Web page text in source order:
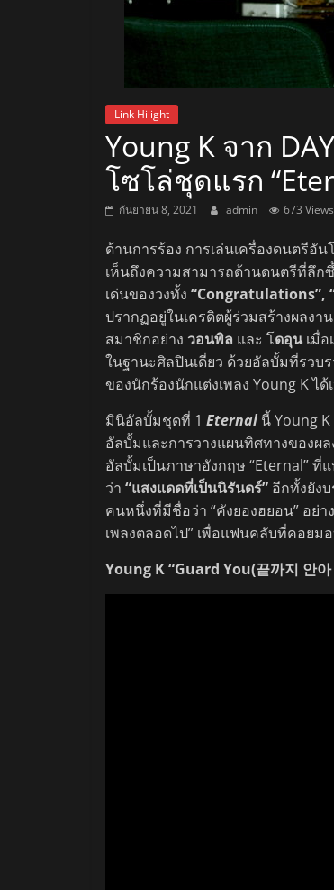
FM
ลพบุรี
สถานี
วิทยุ
ลพบุรี
วิทยุ
FM
Link Hilight
Young K จาก
โซโล่ชุดแรก
กันยายน 8, 2021 admin 673 Views
ด้านการร้อง การเล่นเครื่องดนตรีอั
เห็นถึงความสามารถด้านดนตรีที่ลึก
เด่นของวงทั้ง “Congratulations”,
ปรากฏอยู่ในเครดิตผู้ร่วมสร้างผลงา
สมาชิกอย่าง วอนพิล และ โดอุนเมื่
ในฐานะศิลปินเดี่ยว ด้วยอัลบั้มที่รวบ
ของนักร้องนักแต่งเพลง Young K ได้
มินิอัลบั้มชุดที่ 1 Eternal นี้ Young
อัลบั้มและการวางแผนทิศทางของผ
อัลบั้มเป็นภาษาอังกฤษ “Eternal” ที่
ว่า “แสงแดดที่เป็นนิรันดร์” อีกทั้งยัง
คนหนึ่งที่มีชื่อว่า “คังยองฮยอน” อย่า
เพลงตลอดไป” เพื่อแฟนคลับที่คอยม
Young K “Guard You(끝까지 안